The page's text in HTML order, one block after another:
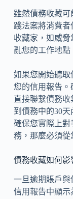
雖然債務收藏
踐法案將消費
收藏家，如威
亂您的工作地點
如果您開始聽取
您的信用報告。
直接聯繫債務
到債務中的30
確保您實際上
務，那麼必須從
債務收藏如何影
一旦逾期賬戶與
信用報告中顯示